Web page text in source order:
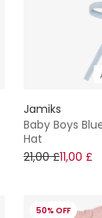
Jamiks
Baby Boys
Hat
21,00 £11,00 £
50% OFF